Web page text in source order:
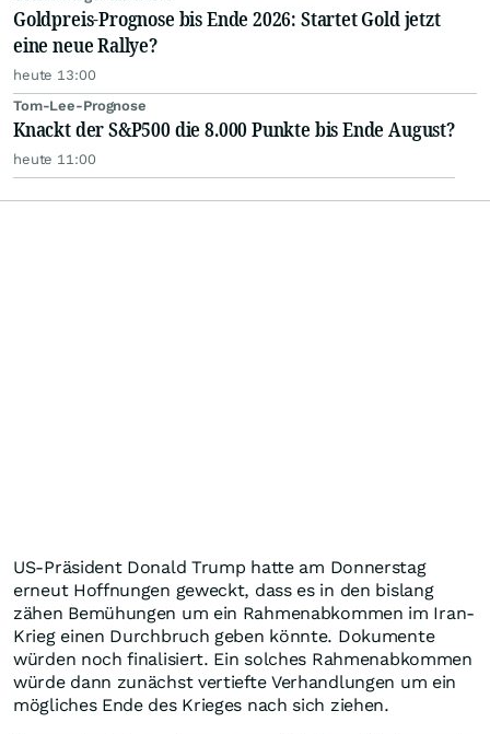
Goldpreis-Prognose bis Ende 2026: Startet Gold jetzt
eine neue Rallye?
heute 13:00
Tom-Lee-Prognose
Knackt der S&P500 die 8.000 Punkte bis Ende August?
heute 11:00
US-Präsident Donald Trump hatte am Donnerstag
erneut Hoffnungen geweckt, dass es in den bislang
zähen Bemühungen um ein Rahmenabkommen im Iran-
Krieg einen Durchbruch geben könnte. Dokumente
würden noch finalisiert. Ein solches Rahmenabkommen
würde dann zunächst vertiefte Verhandlungen um ein
mögliches Ende des Krieges nach sich ziehen.